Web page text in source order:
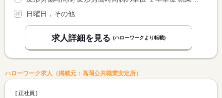
日曜日，その他
求人詳細を見る (ハローワークより転載)
ハローワーク求人（掲載元：高岡公共職業安定所）
正社員